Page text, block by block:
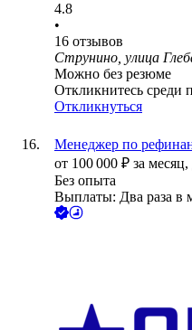
4.8
•
16 отзывов
Струнино, улица
Можно без резюме
Откликнитесь среди
Откликнуться
Менеджер по
от 100 000 ₽ за месяц,
Без опыта
Выплаты: Два раза в